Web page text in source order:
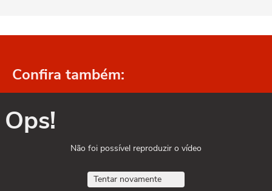
Confira também:
Ops!
Não foi possível reproduzir o vídeo
Tentar novamente